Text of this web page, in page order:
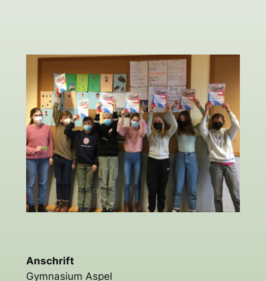
Anschrift
Gymnasium Aspel